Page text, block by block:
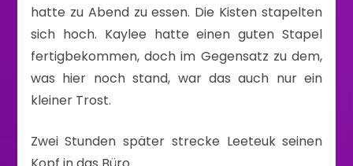
hatte zu Abend zu essen. Die Kisten stapelten
sich hoch. Kaylee hatte einen guten Stapel
fertigbekommen, doch im Gegensatz zu dem,
was hier noch stand, war das auch nur ein
kleiner Trost.
Zwei Stunden später strecke Leeteuk seinen